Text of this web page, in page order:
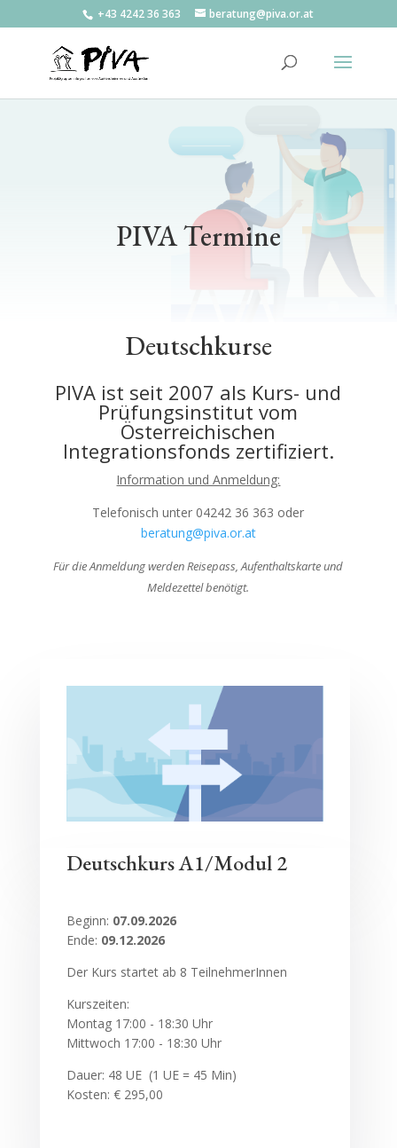
+43 4242 36 363 beratung@piva.or.at
PIVA Termine
Deutschkurse
PIVA ist seit 2007 als Kurs- und
Prüfungsinstitut vom
Österreichischen
Integrationsfonds zertifiziert.
Information und Anmeldung:
Telefonisch unter 04242 36 363 oder
beratung@piva.or.at
Für die Anmeldung werden Reisepass, Aufenthaltskarte und
Meldezettel benötigt.
Deutschkurs A1/Modul 2
Beginn: 07.09.2026
Ende: 09.12.2026
Der Kurs startet ab 8 TeilnehmerInnen
Kurszeiten:
Montag 17:00 - 18:30 Uhr
Mittwoch 17:00 - 18:30 Uhr
Dauer: 48 UE (1 UE = 45 Min)
Kosten: € 295,00